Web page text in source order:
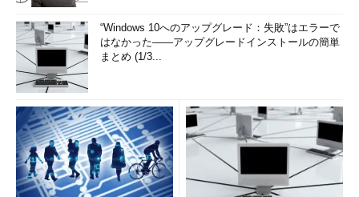
“Windows 10へのアップグレード：失敗”はエラーで
はなかった――アップグレードインストールの簡単
まとめ (1/3...